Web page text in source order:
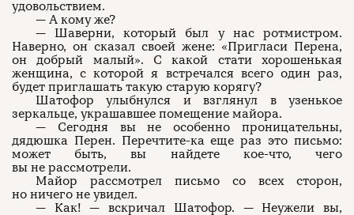
удовольствием.
— А кому же?
— Шаверни, который был у нас ротмистром.
Наверно, он сказал своей жене: «Пригласи Перена,
он добрый малый». С какой стати хорошенькая
женщина, с которой я встречался всего один раз,
будет приглашать такую старую корягу?
Шатофор улыбнулся и взглянул в узенькое
зеркальце, украшавшее помещение майора.
— Сегодня вы не особенно проницательны,
дядюшка Перен. Перечтите-ка еще раз это письмо:
может быть, вы найдете кое-что, чего
вы не рассмотрели.
Майор рассмотрел письмо со всех сторон,
но ничего не увидел.
— Как! — вскричал Шатофор. — Неужели вы,